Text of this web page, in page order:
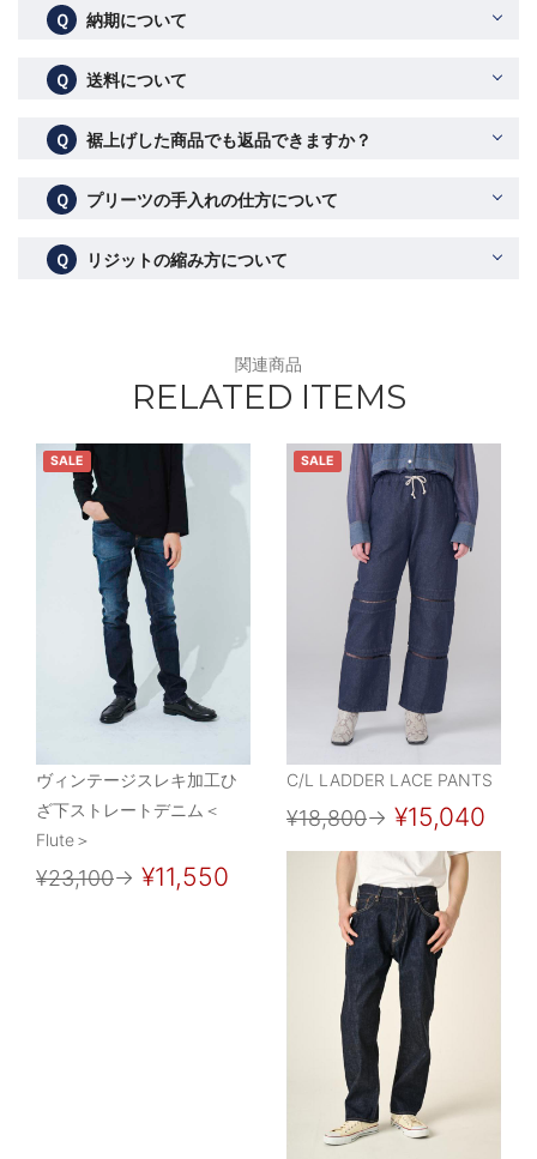
Ｑ 納期について
Ｑ 送料について
Ｑ 裾上げした商品でも返品できますか？
Ｑ プリーツの手入れの仕方について
Ｑ リジットの縮み方について
関連商品
RELATED ITEMS
SALE
ヴィンテージスレキ加工ひ
ざ下ストレートデニム＜
Flute＞
¥23,100→ ¥11,550
SALE
C/L LADDER LACE PANTS
¥18,800→ ¥15,040